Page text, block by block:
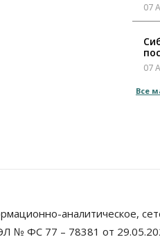
07
07
07
Все
аналитическое,
№ ФС 77 – 78381 от